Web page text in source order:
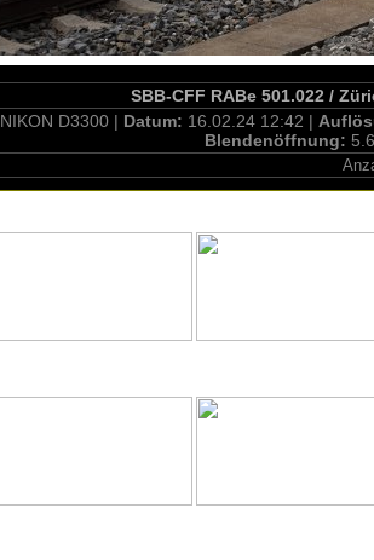
SBB-CFF RABe 501.022 /
NIKON D3300 | Datum: 16.02.24 12:42 |
Blendenöffnung: